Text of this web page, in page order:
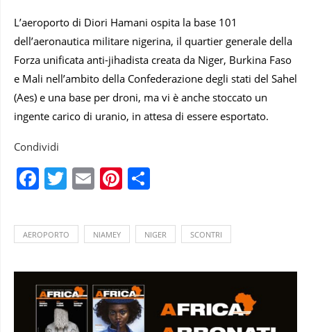
L’aeroporto di Diori Hamani ospita la base 101
dell’aeronautica militare nigerina, il quartier generale della
Forza unificata anti-jihadista creata da Niger, Burkina Faso
e Mali nell’ambito della Confederazione degli stati del Sahel
(Aes) e una base per droni, ma vi è anche stoccato un
ingente carico di uranio, in attesa di essere esportato.
Condividi
Facebook
Twitter
EmailPinterest
AEROPORTO NIAMEY NIGER SCONTRI